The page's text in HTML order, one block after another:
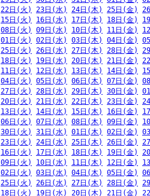
22日(火) 23日(水) 24日(木) 25日(金)
15日(火) 16日(水) 17日(木) 18日(金)
08日(火) 09日(水) 10日(木) 11日(金)
01日(火) 02日(水) 03日(木) 04日(金)
25日(火) 26日(水) 27日(木) 28日(金)
18日(火) 19日(水) 20日(木) 21日(金)
11日(火) 12日(水) 13日(木) 14日(金)
04日(火) 05日(水) 06日(木) 07日(金)
27日(火) 28日(水) 29日(木) 30日(金)
20日(火) 21日(水) 22日(木) 23日(金)
13日(火) 14日(水) 15日(木) 16日(金)
06日(火) 07日(水) 08日(木) 09日(金)
30日(火) 31日(水) 01日(木) 02日(金)
23日(火) 24日(水) 25日(木) 26日(金)
16日(火) 17日(水) 18日(木) 19日(金)
09日(火) 10日(水) 11日(木) 12日(金)
02日(火) 03日(水) 04日(木) 05日(金)
25日(火) 26日(水) 27日(木) 28日(金)
18日(火) 19日(水) 20日(木) 21日(金)